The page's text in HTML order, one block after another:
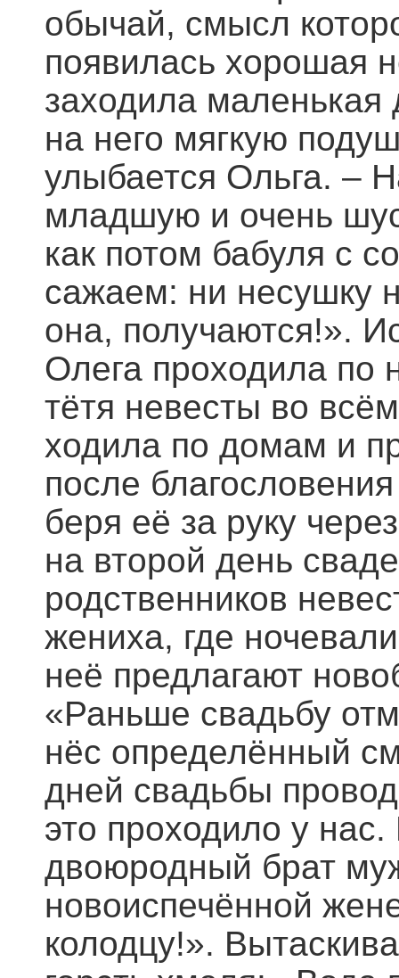
обычай, смысл
появилась хорошая
заходила маленькая
на него мягкую
улыбается Ольга. –
младшую и очень
как потом бабуля с
сажаем: ни несушку
она, получаются!».
Олега проходила
тётя невесты во
ходила по домам и
после
беря её за руку
на второй день
родственников
жениха, где
неё предлагают
«Раньше свадьбу
нёс определённый
дней свадьбы
это проходило у
двоюродный брат
новоиспечённой
колодцу!».